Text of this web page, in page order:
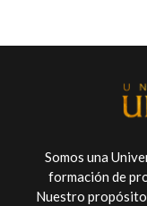
Somos una
formación de
Nuestro